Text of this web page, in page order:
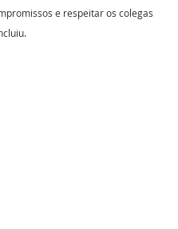
e respeitar os colegas